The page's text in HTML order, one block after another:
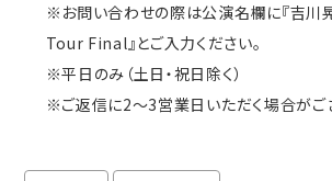
※お問い合わせの際は公演名欄に『吉川
Tour Final』とご入力ください。
※平日のみ（土日・祝日除く）
※ご返信に2～3営業日いただく場合がご